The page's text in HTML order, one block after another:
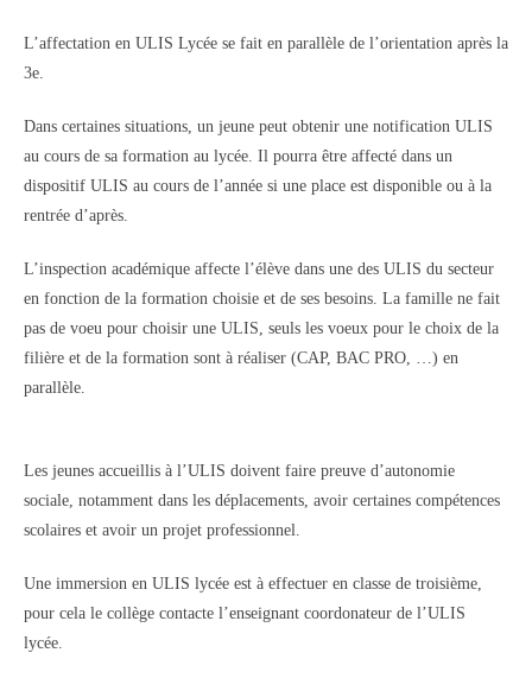
L’affectation en ULIS Lycée se fait en parallèle de l’orientation après la
3e.
Dans certaines situations, un jeune peut obtenir une notification ULIS
au cours de sa formation au lycée. Il pourra être affecté dans un
dispositif ULIS au cours de l’année si une place est disponible ou à la
rentrée d’après.
L’inspection académique affecte l’élève dans une des ULIS du secteur
en fonction de la formation choisie et de ses besoins. La famille ne fait
pas de voeu pour choisir une ULIS, seuls les voeux pour le choix de la
filière et de la formation sont à réaliser (CAP, BAC PRO, …) en
parallèle.
Les jeunes accueillis à l’ULIS doivent faire preuve d’autonomie
sociale, notamment dans les déplacements, avoir certaines compétences
scolaires et avoir un projet professionnel.
Une immersion en ULIS lycée est à effectuer en classe de troisième,
pour cela le collège contacte l’enseignant coordonateur de l’ULIS
lycée.